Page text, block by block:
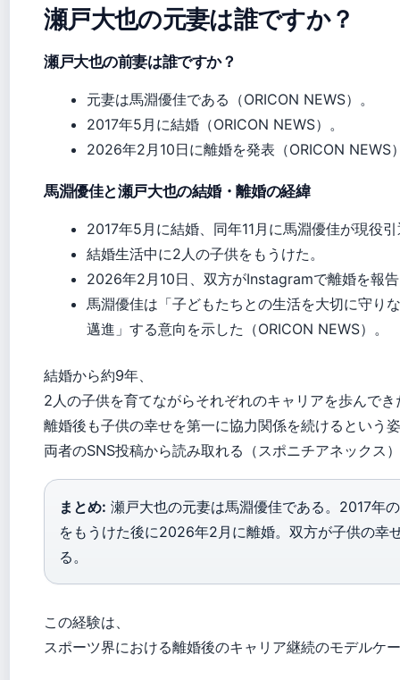
瀬戸大也の元妻は誰ですか？
瀬戸大也の前妻は誰ですか？
元妻は馬淵優佳である（ORICON NEWS）。
2017年5月に結婚（ORICON NEWS）。
2026年2月10日に離婚を発表（ORICON NEWS
馬淵優佳と瀬戸大也の結婚・離婚の経緯
2017年5月に結婚、同年11月に馬淵優佳が現役
結婚生活中に2人の子供をもうけた。
2026年2月10日、双方がInstagramで離婚を報
馬淵優佳は「子どもたちとの生活を大切に守り
邁進」する意向を示した（ORICON NEWS）。
結婚から約9年、
2人の子供を育てながらそれぞれのキャリアを歩んで
離婚後も子供の幸せを第一に協力関係を続けるという
両者のSNS投稿から読み取れる（スポニチアネックス
まとめ: 瀬戸大也の元妻は馬淵優佳である。2017年
をもうけた後に2026年2月に離婚。双方が子供の幸
る。
この経験は、
スポーツ界における離婚後のキャリア継続のモデルケ